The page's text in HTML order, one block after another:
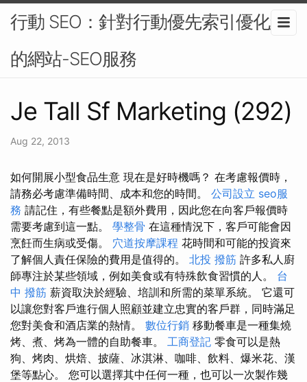
行動 SEO：針對行動優先索引優化您
的網站-SEO服務
Je Tall Sf Marketing (292)
Aug 22, 2013
如何開展小型食品生意 現在是好時機嗎？ 在考慮報價時，
請務必考慮準備時間、成本和您的時間。 公司設立 seo服
務 請記住，有些餐點是額外費用，因此您在向客戶報價時
需要考慮到這一點。 學整骨 在這種情況下，客戶可能會因
烹飪而生病或受傷。 穴道按摩課程 花時間和可能的投資來
了解個人責任保險的費用是值得的。 北投 撥筋 許多私人廚
師專注於某些領域，例如美食或有特殊飲食習慣的人。 台
中 撥筋 薪資取決於經驗、培訓和所需的菜單系統。 它還可
以讓您對客戶進行個人照顧並建立忠實的客戶群，同時滿足
您對美食和酒店業的熱情。 數位行銷 移動餐車是一種集燒
烤、煮、烤為一體的自助餐車。 工商登記 零食可以是熱
狗、烤肉、烘焙、披薩、冰淇淋、咖啡、飲料、爆米花、漢
堡等點心。 您可以選擇其中任何一種，也可以一次製作幾